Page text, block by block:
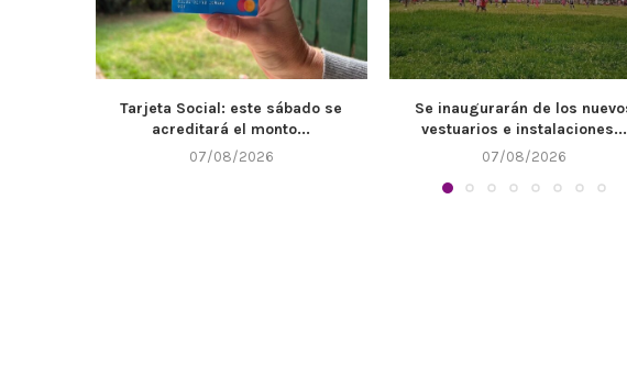
Se inaugurarán de los nuevos
vestuarios e instalaciones...
07/08/2026
El Municipio refuerza el
mantenimiento de canales y...
07/08/2026